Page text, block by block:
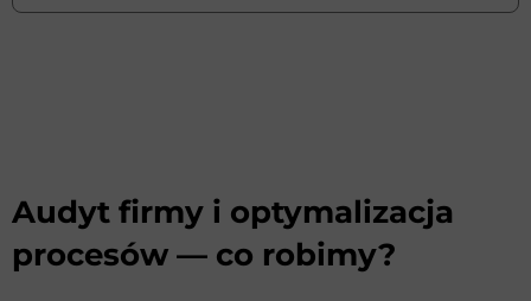
Audyt firmy i optymalizacja
procesów — co robimy?